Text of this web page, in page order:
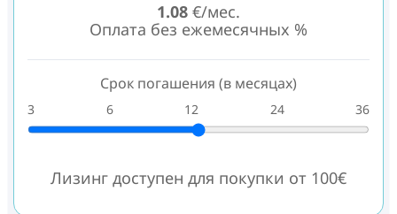
1.08 €/мес.
Оплата без ежемесячных %
Срок погашения (в месяцах)
3 6 12 24 36
Лизинг доступен для покупки от 100€